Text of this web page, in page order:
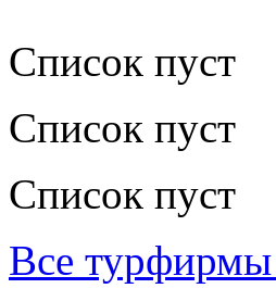
Список пуст
Список пуст
Список пуст
Все